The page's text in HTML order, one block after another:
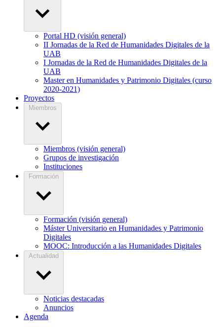
Portal HD (visión general)
II Jornadas de la Red de Humanidades Digitales de la
UAB
I Jornadas de la Red de Humanidades Digitales de la
UAB
Master en Humanidades y Patrimonio Digitales (curso
2020-2021)
Proyectos
Miembros
Miembros (visión general)
Grupos de investigación
Instituciones
Formación
Formación (visión general)
Máster Universitario en Humanidades y Patrimonio
Digitales
MOOC: Introducción a las Humanidades Digitales
Actualidad
Noticias destacadas
Anuncios
Agenda